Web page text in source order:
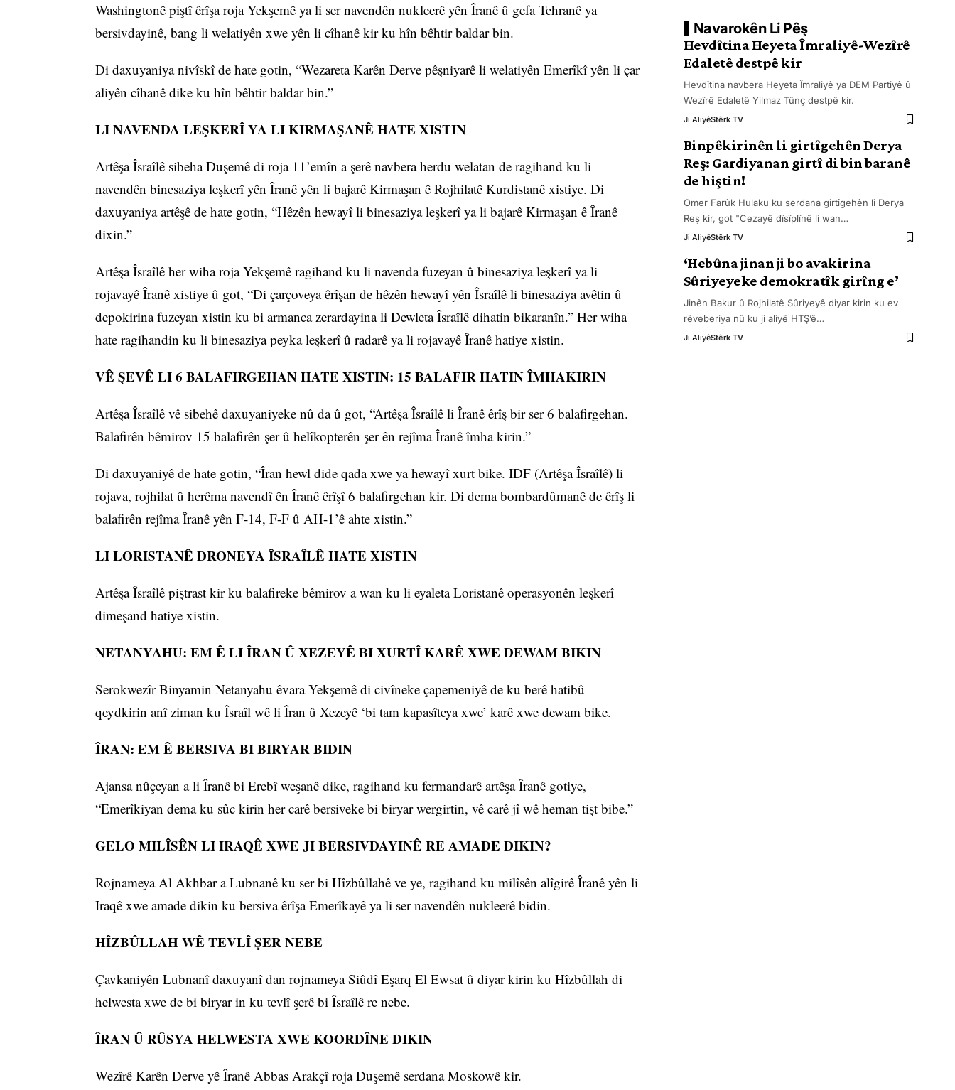
Washingtonê piştî êrîşa roja Yekşemê ya li ser navendên nukleerê yên Îranê û gefa Tehranê ya
bersivdayinê, bang li welatiyên xwe yên li cîhanê kir ku hîn bêhtir baldar bin.
Di daxuyaniya nivîskî de hate gotin, “Wezareta Karên Derve pêşniyarê li welatiyên Emerîkî yên li çar
aliyên cîhanê dike ku hîn bêhtir baldar bin.”
LI NAVENDA LEŞKERÎ YA LI KIRMAŞANÊ HATE XISTIN
Artêşa Îsraîlê sibeha Duşemê di roja 11’emîn a şerê navbera herdu welatan de ragihand ku li
navendên binesaziya leşkerî yên Îranê yên li bajarê Kirmaşan ê Rojhilatê Kurdistanê xistiye. Di
daxuyaniya artêşê de hate gotin, “Hêzên hewayî li binesaziya leşkerî ya li bajarê Kirmaşan ê Îranê
dixin.”
Artêşa Îsraîlê her wiha roja Yekşemê ragihand ku li navenda fuzeyan û binesaziya leşkerî ya li
rojavayê Îranê xistiye û got, “Di çarçoveya êrîşan de hêzên hewayî yên Îsraîlê li binesaziya avêtin û
depokirina fuzeyan xistin ku bi armanca zerardayina li Dewleta Îsraîlê dihatin bikaranîn.” Her wiha
hate ragihandin ku li binesaziya peyka leşkerî û radarê ya li rojavayê Îranê hatiye xistin.
VÊ ŞEVÊ LI 6 BALAFIRGEHAN HATE XISTIN: 15 BALAFIR HATIN ÎMHAKIRIN
Artêşa Îsraîlê vê sibehê daxuyaniyeke nû da û got, “Artêşa Îsraîlê li Îranê êrîş bir ser 6 balafirgehan.
Balafirên bêmirov 15 balafirên şer û helîkopterên şer ên rejîma Îranê îmha kirin.”
Di daxuyaniyê de hate gotin, “Îran hewl dide qada xwe ya hewayî xurt bike. IDF (Artêşa Îsraîlê) li
rojava, rojhilat û herêma navendî ên Îranê êrîşî 6 balafirgehan kir. Di dema bombardûmanê de êrîş li
balafirên rejîma Îranê yên F-14, F-F û AH-1’ê ahte xistin.”
LI LORISTANÊ DRONEYA ÎSRAÎLÊ HATE XISTIN
Artêşa Îsraîlê piştrast kir ku balafireke bêmirov a wan ku li eyaleta Loristanê operasyonên leşkerî
dimeşand hatiye xistin.
NETANYAHU: EM Ê LI ÎRAN Û XEZEYÊ BI XURTÎ KARÊ XWE DEWAM BIKIN
Serokwezîr Binyamin Netanyahu êvara Yekşemê di civîneke çapemeniyê de ku berê hatibû
qeydkirin anî ziman ku Îsraîl wê li Îran û Xezeyê ‘bi tam kapasîteya xwe’ karê xwe dewam bike.
ÎRAN: EM Ê BERSIVA BI BIRYAR BIDIN
Ajansa nûçeyan a li Îranê bi Erebî weşanê dike, ragihand ku fermandarê artêşa Îranê gotiye,
“Emerîkiyan dema ku sûc kirin her carê bersiveke bi biryar wergirtin, vê carê jî wê heman tişt bibe.”
GELO MILÎSÊN LI IRAQÊ XWE JI BERSIVDAYINÊ RE AMADE DIKIN?
Rojnameya Al Akhbar a Lubnanê ku ser bi Hîzbûllahê ve ye, ragihand ku milîsên alîgirê Îranê yên li
Iraqê xwe amade dikin ku bersiva êrîşa Emerîkayê ya li ser navendên nukleerê bidin.
HÎZBÛLLAH WÊ TEVLÎ ŞER NEBE
Çavkaniyên Lubnanî daxuyanî dan rojnameya Siûdî Eşarq El Ewsat û diyar kirin ku Hîzbûllah di
helwesta xwe de bi biryar in ku tevlî şerê bi Îsraîlê re nebe.
ÎRAN Û RÛSYA HELWESTA XWE KOORDÎNE DIKIN
Wezîrê Karên Derve yê Îranê Abbas Arakçî roja Duşemê serdana Moskowê kir.
Navarokên Li Pêş
Hevdîtina Heyeta Îmraliyê-Wezîrê
Edaletê destpê kir
Hevdîtina navbera Heyeta Îmraliyê ya DEM Partiyê û
Wezîrê Edaletê Yilmaz Tûnç destpê kir.
Ji AliyêStêrk TV
Binpêkirinên li girtîgehên Derya
Reş: Gardiyanan girtî di bin baranê
de hiştin!
Omer Farûk Hulaku ku serdana girtîgehên li Derya
Reş kir, got "Cezayê dîsîplînê li wan…
Ji AliyêStêrk TV
‘Hebûna jinan ji bo avakirina
Sûriyeyeke demokratîk girîng e’
Jinên Bakur û Rojhilatê Sûriyeyê diyar kirin ku ev
rêveberiya nû ku ji aliyê HTŞ’ê…
Ji AliyêStêrk TV